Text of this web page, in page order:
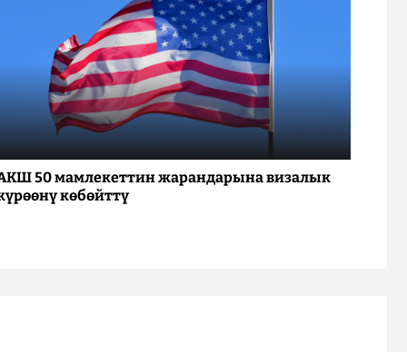
50 мамлекеттин жарандарына визалык
көбөйттү